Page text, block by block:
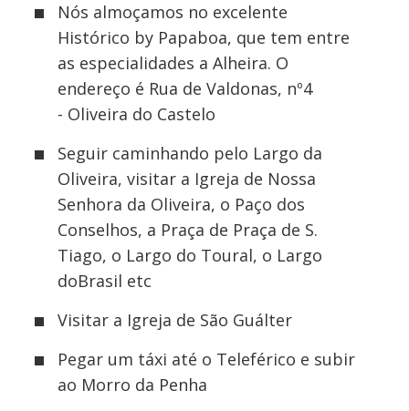
Nós almoçamos no excelente
Histórico by Papaboa, que tem entre
as especialidades a Alheira. O
endereço é Rua de Valdonas, nº4
- Oliveira do Castelo
Seguir caminhando pelo Largo da
Oliveira, visitar a Igreja de Nossa
Senhora da Oliveira, o Paço dos
Conselhos, a Praça de Praça de S.
Tiago, o Largo do Toural, o Largo
doBrasil etc
Visitar a Igreja de São Guálter
Pegar um táxi até o Teleférico e subir
ao Morro da Penha